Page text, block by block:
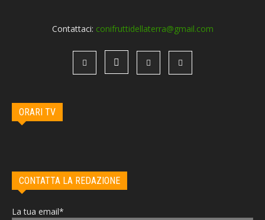
Contattaci: conifruttidellaterra@gmail.com
ORARI TV
CONTATTA LA REDAZIONE
La tua email*